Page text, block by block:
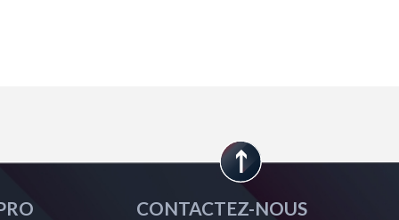
CONTACTEZ-NOUS